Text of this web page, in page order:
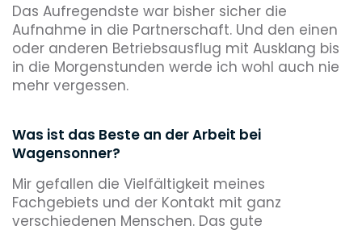
Das Aufregendste war bisher sicher die
Aufnahme in die Partnerschaft. Und den einen
oder anderen Betriebsausflug mit Ausklang bis
in die Morgenstunden werde ich wohl auch nie
mehr vergessen.
Was ist das Beste an der Arbeit bei
Wagensonner?
Mir gefallen die Vielfältigkeit meines
Fachgebiets und der Kontakt mit ganz
verschiedenen Menschen. Das gute